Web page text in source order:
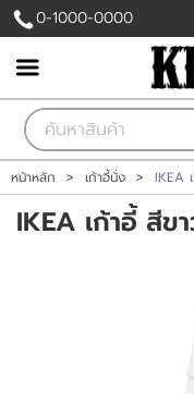
เข้าสู่ระบบ
สินค้าที่สน
หน้าหลัก
0-1000-0000
หน้าหลัก > เก้าอี้นั่ง > IKEA
IKEA เก้าอี้ สีข